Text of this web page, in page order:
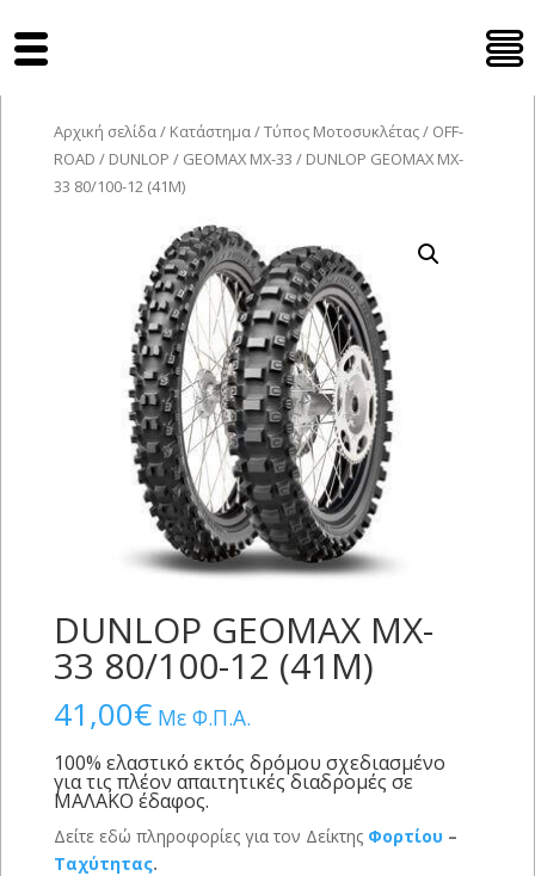
Αρχική σελίδα/ Κατάστημα/Τύπος Μοτοσυκλέτας/ OFF-
ROAD / DUNLOP / GEOMAX MX-33 / DUNLOP GEOMAX MX-
33 80/100-12 (41M)
DUNLOP GEOMAX MX-
33 80/100-12 (41M)
41,00€ Με Φ.Π.Α.
100% ελαστικό εκτός δρόμου σχεδιασμένο
για τις πλέον απαιτητικές διαδρομές σε
ΜΑΛΑΚΟ έδαφος.
Δείτε εδώ πληροφορίες για τον Δείκτης Φορτίου –
Ταχύτητας.